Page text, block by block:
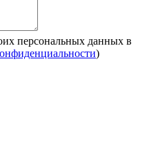
персональных данных в
)